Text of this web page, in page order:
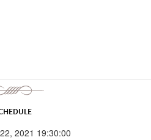
2021 19:30:00